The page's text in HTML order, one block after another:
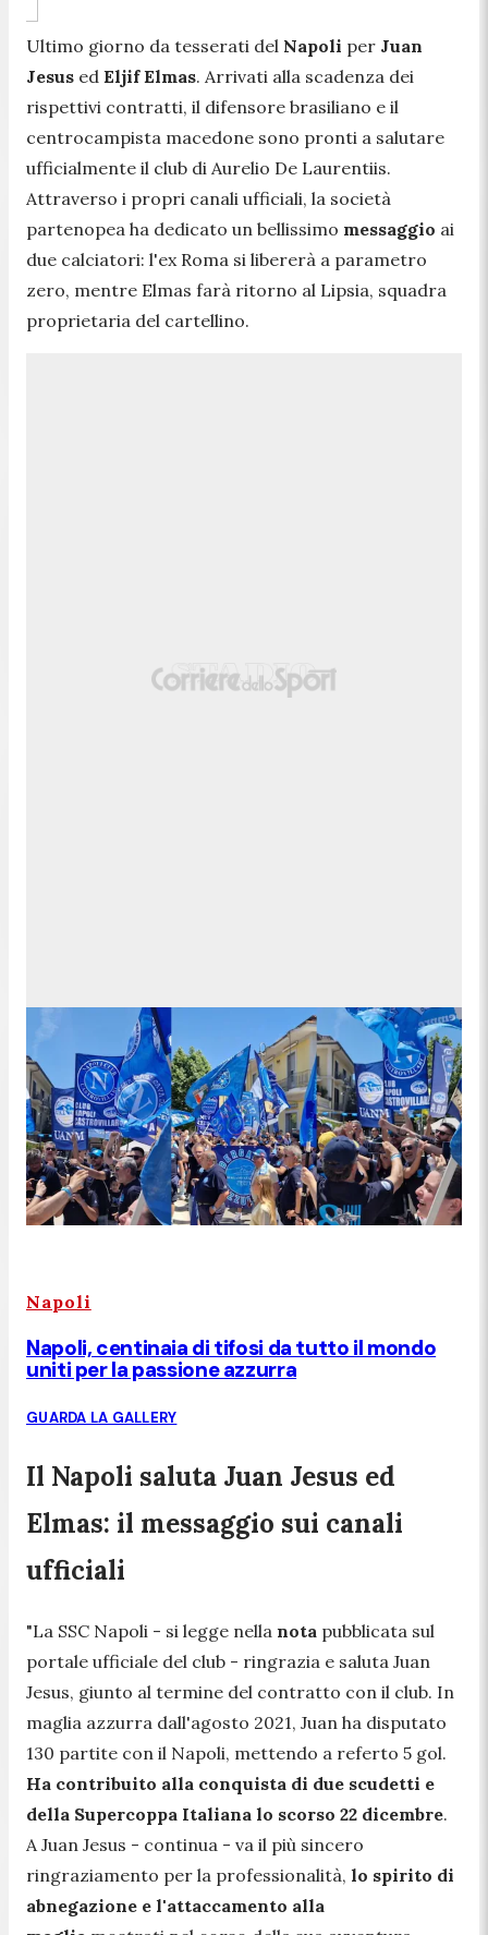
Ultimo giorno da tesserati del Napoli per Juan
Jesus ed Eljif Elmas. Arrivati alla scadenza dei
rispettivi contratti, il difensore brasiliano e il
centrocampista macedone sono pronti a salutare
ufficialmente il club di Aurelio De Laurentiis.
Attraverso i propri canali ufficiali, la società
partenopea ha dedicato un bellissimo messaggio ai
due calciatori: l'ex Roma si libererà a parametro
zero, mentre Elmas farà ritorno al Lipsia, squadra
proprietaria del cartellino.
Napoli
Napoli, centinaia di tifosi da tutto il mondo
uniti per la passione azzurra
GUARDA LA GALLERY
Il Napoli saluta Juan Jesus ed
Elmas: il messaggio sui canali
ufficiali
"La SSC Napoli - si legge nella nota pubblicata sul
portale ufficiale del club - ringrazia e saluta Juan
Jesus, giunto al termine del contratto con il club. In
maglia azzurra dall'agosto 2021, Juan ha disputato
130 partite con il Napoli, mettendo a referto 5 gol.
Ha contribuito alla conquista di due scudetti e
della Supercoppa Italiana lo scorso 22 dicembre.
A Juan Jesus - continua - va il più sincero
ringraziamento per la professionalità, lo spirito di
abnegazione e l'attaccamento alla